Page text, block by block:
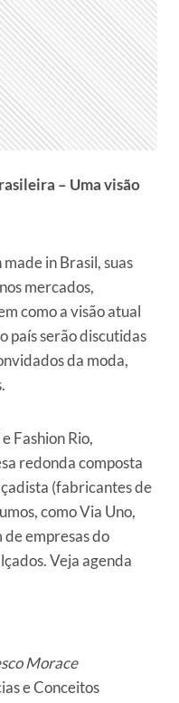
– Uma visão
in Brasil, suas
mercados,
como a visão atual
país serão discutidas
da moda,
Fashion Rio,
redonda composta
(fabricantes de
como Via Uno,
empresas do
Veja agenda
Morace
e Conceitos